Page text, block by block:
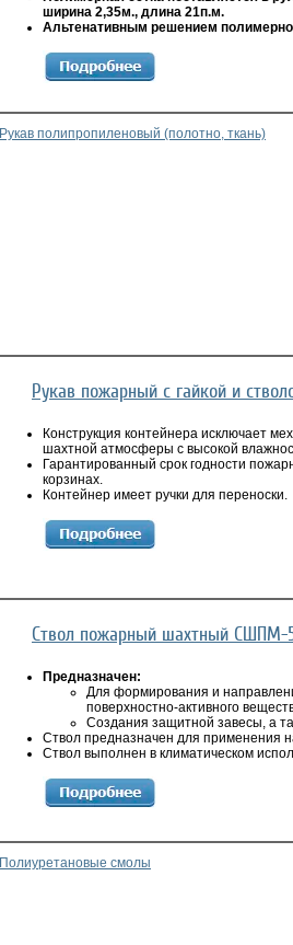
ширина 2,35м., длина 21п.м.
Альтенативным решением
Рукав полипропиленовый (полотно, ткань)
Рукав пожарный с гайкой и
Конструкция контейнера исключает
шахтной атмосферы с высокой
Гарантированный срок годности
корзинах.
Контейнер имеет ручки для переноски.
Ствол пожарный шахтный СШПМ-
Предназначен:
Для формирования и
поверхностно-активного
Создания защитной завесы, а
Ствол предназначен для применения
Ствол выполнен в климатическом
Полиуретановые смолы